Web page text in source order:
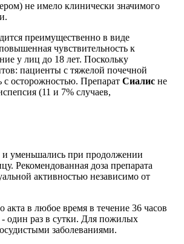
не имело клинически значимого
преимущественно в виде
чувствительность к
у лиц до 18 лет. Поскольку
пациенты с тяжелой почечной
с осторожностью. Препарат Сиалис не
(11 и 7% случаев,
уменьшались при продолжении
Рекомендованная доза препарата
активностью независимо от
в любое время в течение 36 часов
- один раз в сутки. Для пожилых
заболеваниями.